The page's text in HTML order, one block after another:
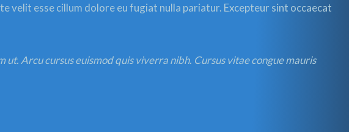
velit esse cillum dolore eu fugiat nulla pariatur. Excepteur sint occaecat
Arcu cursus euismod quis viverra nibh. Cursus vitae congue mauris